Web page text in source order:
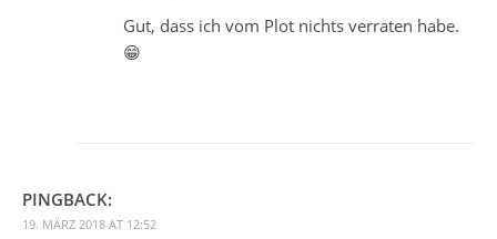
Gut, dass ich vom Plot nichts verraten habe.
😁
PINGBACK:
19. MÄRZ 2018 AT 12:52